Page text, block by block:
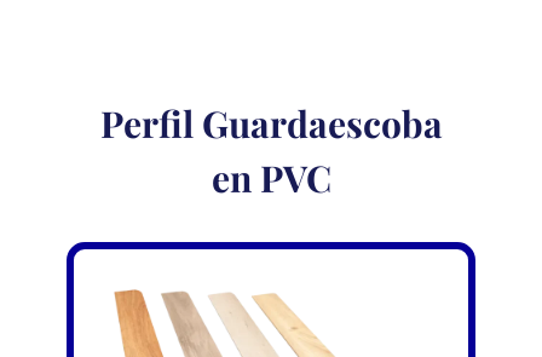
Perfil Guardaescoba
en PVC